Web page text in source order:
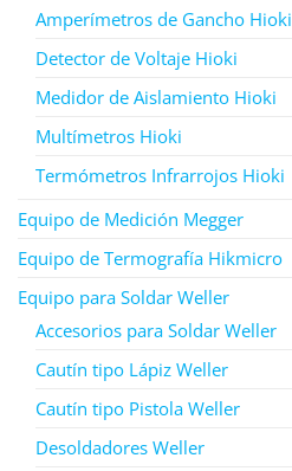
Amperímetros de Gancho Hioki
Detector de Voltaje Hioki
Medidor de Aislamiento Hioki
Multímetros Hioki
Termómetros Infrarrojos Hioki
Equipo de Medición Megger
Equipo de Termografía Hikmicro
Equipo para Soldar Weller
Accesorios para Soldar Weller
Cautín tipo Lápiz Weller
Cautín tipo Pistola Weller
Desoldadores Weller